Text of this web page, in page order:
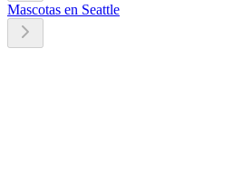
Mascotas en Seattle